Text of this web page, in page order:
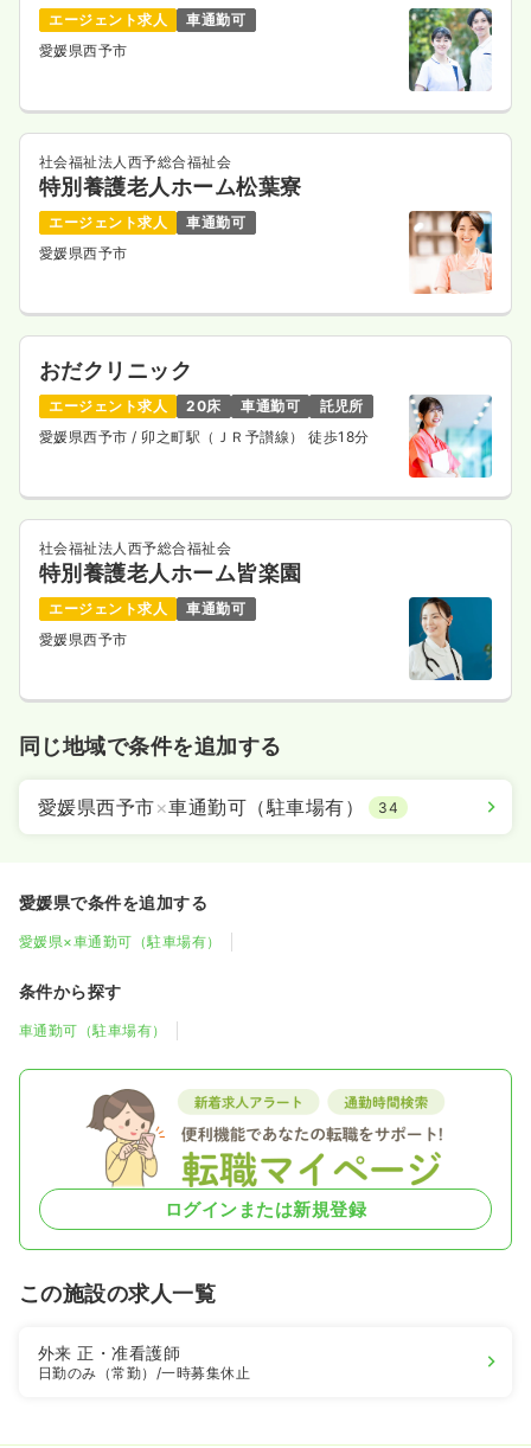
エージェント求人
車通勤可
愛媛県西予市
社会福祉法人西予総合福祉会
特別養護老人ホーム松葉寮
エージェント求人
車通勤可
愛媛県西予市
おだクリニック
エージェント求人 20床 車通勤可
託児所
愛媛県西予市/ 卯之町駅（ＪＲ予讃線） 徒歩18分
社会福祉法人西予総合福祉会
特別養護老人ホーム皆楽園
エージェント求人
車通勤可
愛媛県西予市
同じ地域で条件を追加する
愛媛県西予市×車通勤可（駐車場有） 34
愛媛県で条件を追加する
愛媛県×車通勤可（駐車場有）
条件から探す
車通勤可（駐車場有）
ログインまたは新規登録
この施設の求人一覧
外来正・准看護師
日勤のみ（常勤） /一時募集休止